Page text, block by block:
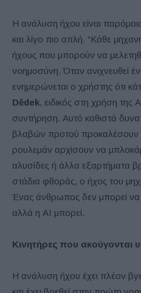
Η ανάλυση ήχου είναι
και λίγο πιο απλή. “Κάθε
ήχους που μπορούν να
νοημοσύνη. Όταν ανιχνευθεί
ενημερώνεται ο χρήστης ότι
Dědek, ειδικός στη χρήση της
συντήρηση. Αυτό καθιστά
βλαβών προτού προκαλέσουν
ρουλεμάν αρχίσουν να
αλυσίδες ή άλλα εξαρτήματα
στάδια φθοράς, ο ήχος του
Ένας άνθρωπος δεν μπορεί να
αλλά η AI μπορεί.
Κινητήρες που ακούγονται
Η ανάλυση ήχου έχει πλέον